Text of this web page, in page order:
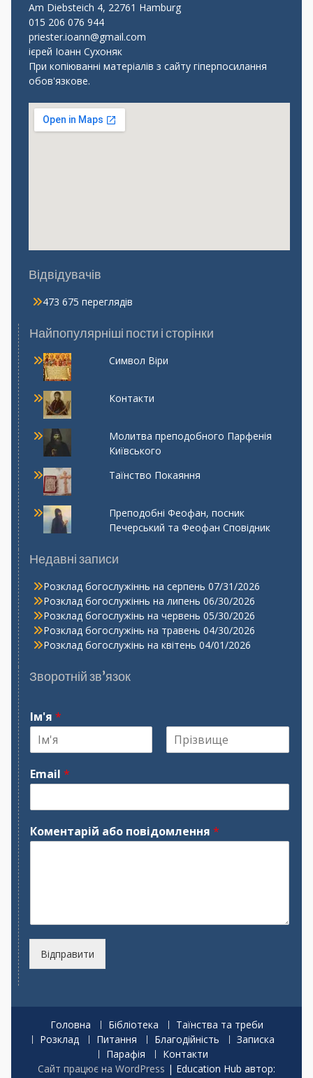
Am Diebsteich 4, 22761 Hamburg
015 206 076 944
priester.ioann@gmail.com
ієрей Іоанн Сухоняк
При копіюванні матеріалів з сайту гіперпосилання
обов'язкове.
Відвідувачів
473 675 переглядів
Найпопулярніші пости і сторінки
Символ Віри
Контакти
Молитва преподобного Парфенія
Київського
Таїнство Покаяння
Преподобні Феофан, посник
Печерський та Феофан Сповідник
Недавні записи
Розклад богослужіннь на серпень 07/31/2026
Розклад богослужіннь на липень 06/30/2026
Розклад богослужінь на червень 05/30/2026
Розклад богослужінь на травень 04/30/2026
Розклад богослужінь на квітень 04/01/2026
Зворотній зв’язок
Ім'я *
м
'
и
е
Email *
Коментарій або повідомлення *
Відправити
Головна Бібліотека
Таїнства та треби
Розклад
Питання Благодійність
Записка
Парафія
Контакти
Сайт працює на WordPress | Education Hub автор: